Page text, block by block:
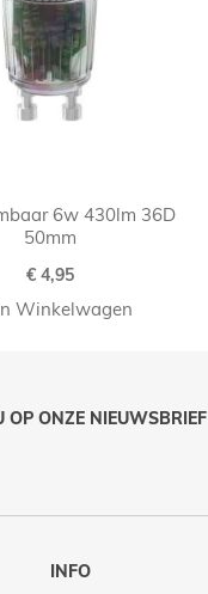
6w 430lm 36D
50mm
€ 4,95
Winkelwagen
OP ONZE NIEUWSBRIEF
INFO